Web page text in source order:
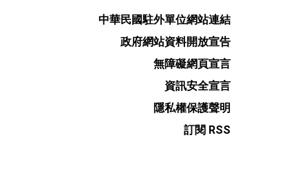
中華民國駐外單位網站連結
政府網站資料開放宣告
無障礙網頁宣言
資訊安全宣言
隱私權保護聲明
訂閱 RSS